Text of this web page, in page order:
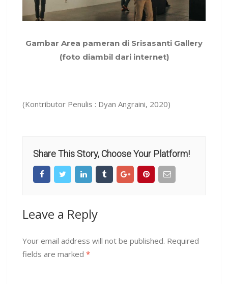
Gambar Area pameran di Srisasanti Gallery
(foto diambil dari internet)
(Kontributor Penulis : Dyan Angraini, 2020)
Share This Story, Choose Your Platform!
Leave a Reply
Your email address will not be published. Required
fields are marked *